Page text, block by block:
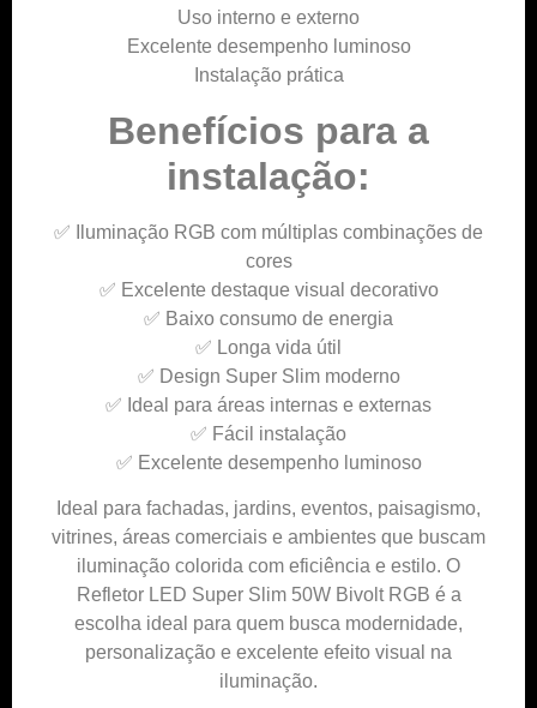
Uso interno e externo
Excelente desempenho luminoso
Instalação prática
Benefícios para a
instalação:
✅ Iluminação RGB com múltiplas combinações de
cores
✅ Excelente destaque visual decorativo
✅ Baixo consumo de energia
✅ Longa vida útil
✅ Design Super Slim moderno
✅ Ideal para áreas internas e externas
✅ Fácil instalação
✅ Excelente desempenho luminoso
Ideal para fachadas, jardins, eventos, paisagismo,
vitrines, áreas comerciais e ambientes que buscam
iluminação colorida com eficiência e estilo. O
Refletor LED Super Slim 50W Bivolt RGB é a
escolha ideal para quem busca modernidade,
personalização e excelente efeito visual na
iluminação.